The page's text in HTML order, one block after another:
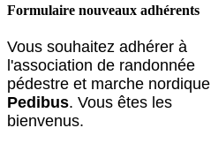
Formulaire nouveaux adhérents
Vous souhaitez adhérer à
l'association de randonnée
pédestre et marche nordique
Pedibus. Vous êtes les
bienvenus.